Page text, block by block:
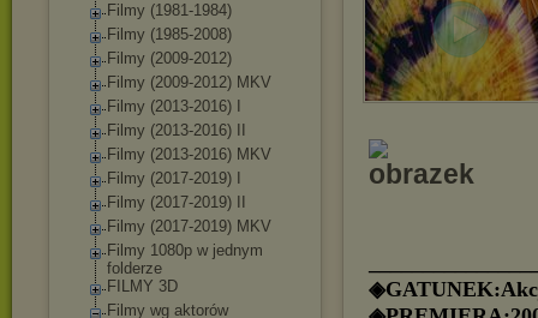
Filmy (1981-1984)
Filmy (1985-2008)
Filmy (2009-2012)
Filmy (2009-2012) MKV
Filmy (2013-2016) I
Filmy (2013-2016) II
Filmy (2013-2016) MKV
Filmy (2017-2019) I
Filmy (2017-2019) II
Filmy (2017-2019) MKV
Filmy 1080p w jednym
folderze
FILMY 3D
Filmy wg aktorów